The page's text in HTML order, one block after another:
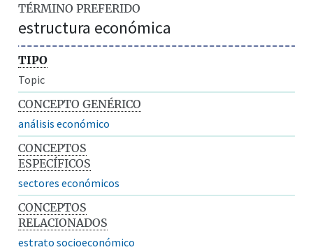
TÉRMINO PREFERIDO
estructura económica
TIPO
Topic
CONCEPTO GENÉRICO
análisis económico
CONCEPTOS
ESPECÍFICOS
sectores económicos
CONCEPTOS
RELACIONADOS
estrato socioeconómico